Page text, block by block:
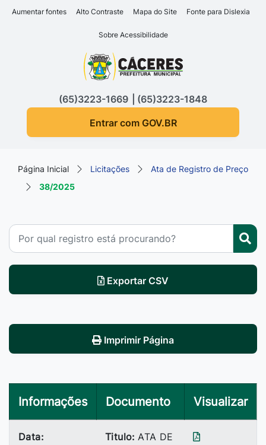
Seção de atalhos e links
Ir para o conteúdo [alt+1]
Ir para o rodapé [alt+4]
Aumentar fontes Alto Contraste Mapa do Site Fonte para Dislexia
Sobre Acessibilidade
Seção do menu principal
(65)3223-1669
(65)3223-1848
Entrar com GOV.BR
Página Inicial Licitações
Ata de Registro de Preço
38/2025
Exportar CSV
Imprimir Página
Informações Documento Visualizar
Data:
Titulo: ATA DE